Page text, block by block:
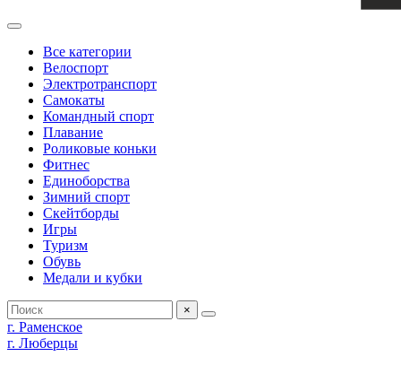
Все категории
Велоспорт
Электротранспорт
Самокаты
Командный спорт
Плавание
Роликовые коньки
Фитнес
Единоборства
Зимний спорт
Скейтборды
Игры
Туризм
Обувь
Медали и кубки
×
г. Раменское
г. Люберцы